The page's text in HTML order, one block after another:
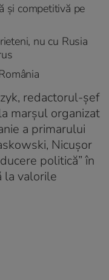
și competitivă pe
nu cu Rusia
redactorul-șef
marșul organizat
a primarului
Nicușor
politică” în
la valorile